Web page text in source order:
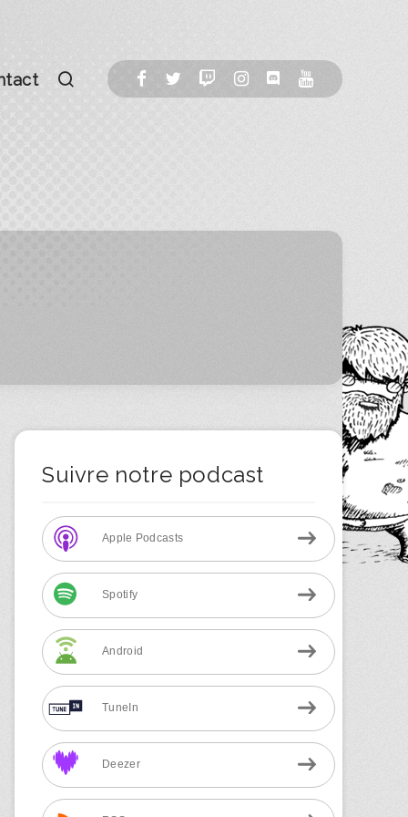
Suivre notre podcast
Apple Podcasts
Spotify
Android
TuneIn
Deezer